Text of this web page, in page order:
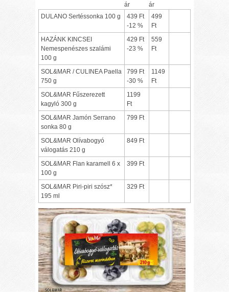
ár
ár
DULANO Sertéssonka 100 g
439 Ft
-12 %
499
Ft
HAZÁNK KINCSEI
Nemespenészes szalámi
100 g
429 Ft
-23 %
559
Ft
SOL&MAR / CULINEA Paella
750 g
799 Ft
-30 %
1149
Ft
SOL&MAR Fűszerezett
kagyló 300 g
1199
Ft
SOL&MAR Jamón Serrano
sonka 80 g
799 Ft
SOL&MAR Olívabogyó
válogatás 210 g
849 Ft
SOL&MAR Flan karamell 6 x
100 g
399 Ft
SOL&MAR Piri-piri szósz*
195 ml
329 Ft